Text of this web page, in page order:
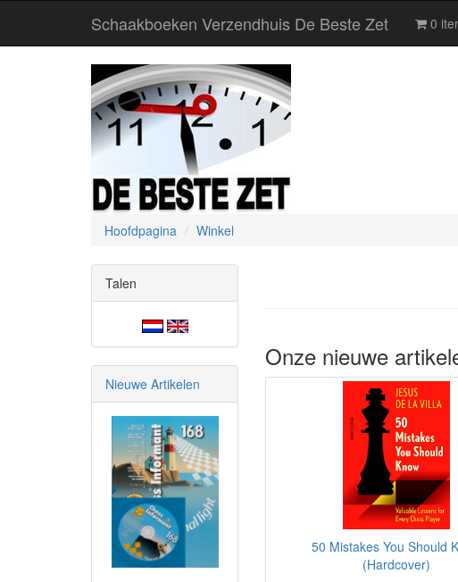
Schaakboeken Verzendhuis De Beste Zet 0
Hoofdpagina Winkel
Onze nieuwe
50 Mistakes You Should
(Hardcover)
Talen
Nieuwe Artikelen